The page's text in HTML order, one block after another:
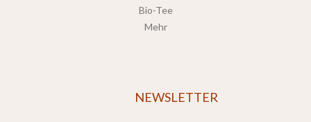
Bio-Tee
Mehr
NEWSLETTER